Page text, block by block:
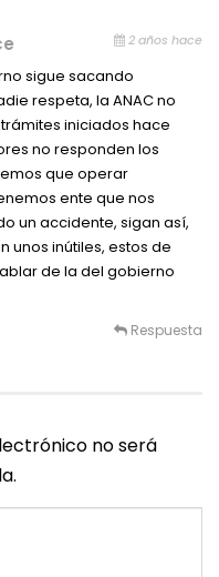
2 años hace
sigue sacando
respeta, la ANAC no
iniciados hace
no responden los
que operar
ente que nos
un accidente, sigan así,
unos inútiles, estos de
de la del gobierno
Respuesta
no será